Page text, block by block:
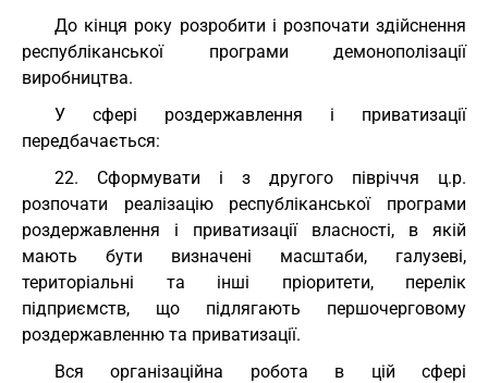
До кінця року розробити і розпочати здійснення
республіканської програми демонополізації
виробництва.
У сфері роздержавлення і приватизації
передбачається:
22. Сформувати і з другого півріччя ц.р.
розпочати реалізацію республіканської програми
роздержавлення і приватизації власності, в якій
мають бути визначені масштаби, галузеві,
територіальні та інші пріоритети, перелік
підприємств, що підлягають першочерговому
роздержавленню та приватизації.
Вся організаційна робота в цій сфері